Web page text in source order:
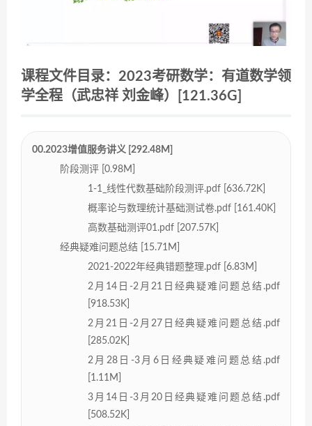
课程文件目录：2023考研数学：有道数学领
学全程（武忠祥 刘金峰）[121.36G]
00.2023增值服务讲义 [292.48M]
阶段测评 [0.98M]
1-1_线性代数基础阶段测评.pdf [636.72K]
概率论与数理统计基础测试卷.pdf [161.40K]
高数基础测评01.pdf [207.57K]
经典疑难问题总结 [15.71M]
2021-2022年经典错题整理.pdf [6.83M]
2月14日-2月21日经典疑难问题总结.pdf
[918.53K]
2月21日-2月27日经典疑难问题总结.pdf
[285.02K]
2月28日-3月6日经典疑难问题总结.pdf
[1.11M]
3月14日-3月20日经典疑难问题总结.pdf
[508.52K]